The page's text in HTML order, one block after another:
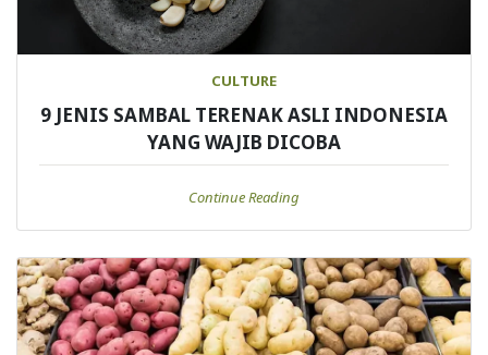
CULTURE
9 JENIS SAMBAL TERENAK ASLI INDONESIA
YANG WAJIB DICOBA
Continue Reading